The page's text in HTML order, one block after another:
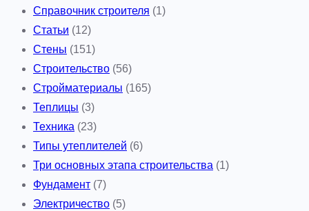
Справочник строителя (1)
Статьи (12)
Стены (151)
Строительство (56)
Стройматериалы (165)
Теплицы (3)
Техника (23)
Типы утеплителей (6)
Три основных этапа строительства (1)
Фундамент (7)
Электричество (5)